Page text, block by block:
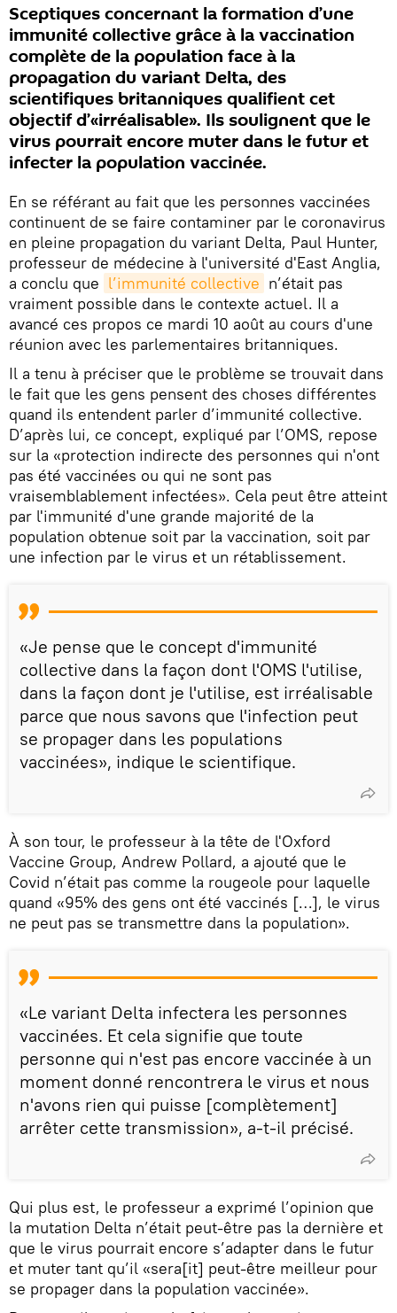
Sceptiques concernant la formation d’une
immunité collective grâce à la vaccination
complète de la population face à la
propagation du variant Delta, des
scientifiques britanniques qualifient cet
objectif d’«irréalisable». Ils soulignent que le
virus pourrait encore muter dans le futur et
infecter la population vaccinée.
En se référant au fait que les personnes vaccinées
continuent de se faire contaminer par le coronavirus
en pleine propagation du variant Delta, Paul Hunter,
professeur de médecine à l'université d'East Anglia,
a conclu que l’immunité collective n’était pas
vraiment possible dans le contexte actuel. Il a
avancé ces propos ce mardi 10 août au cours d'une
réunion avec les parlementaires britanniques.
Il a tenu à préciser que le problème se trouvait dans
le fait que les gens pensent des choses différentes
quand ils entendent parler d’immunité collective.
D’après lui, ce concept, expliqué par l’OMS, repose
sur la «protection indirecte des personnes qui n'ont
pas été vaccinées ou qui ne sont pas
vraisemblablement infectées». Cela peut être atteint
par l'immunité d'une grande majorité de la
population obtenue soit par la vaccination, soit par
une infection par le virus et un rétablissement.
«Je pense que le concept d'immunité
collective dans la façon dont l'OMS l'utilise,
dans la façon dont je l'utilise, est irréalisable
parce que nous savons que l'infection peut
se propager dans les populations
vaccinées», indique le scientifique.
À son tour, le professeur à la tête de l'Oxford
Vaccine Group, Andrew Pollard, a ajouté que le
Covid n’était pas comme la rougeole pour laquelle
quand «95% des gens ont été vaccinés […], le virus
ne peut pas se transmettre dans la population».
«Le variant Delta infectera les personnes
vaccinées. Et cela signifie que toute
personne qui n'est pas encore vaccinée à un
moment donné rencontrera le virus et nous
n'avons rien qui puisse [complètement]
arrêter cette transmission», a-t-il précisé.
Qui plus est, le professeur a exprimé l’opinion que
la mutation Delta n’était peut-être pas la dernière et
que le virus pourrait encore s’adapter dans le futur
et muter tant qu’il «sera[it] peut-être meilleur pour
se propager dans la population vaccinée».